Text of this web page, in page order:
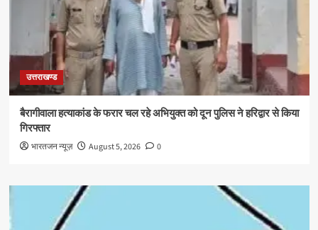
उत्तराखण्ड
बैरागीवाला हत्याकांड के फरार चल रहे अभियुक्त को दून पुलिस ने हरिद्वार से किया
गिरफ्तार
भारतजन न्यूज़ August 5, 2026 0